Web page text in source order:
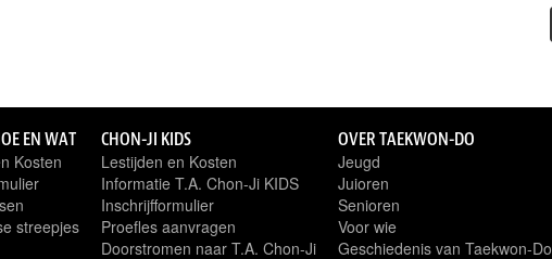
EN WAT
Kosten
streepjes
CHON-JI KIDS
Lestijden en Kosten
Informatie T.A. Chon-Ji KIDS
Inschrijfformulier
Proefles aanvragen
Doorstromen naar T.A. Chon-Ji
OVER TAEKWON-DO
Jeugd
Juioren
Senioren
Voor wie
Geschiedenis van Taekwon-Do